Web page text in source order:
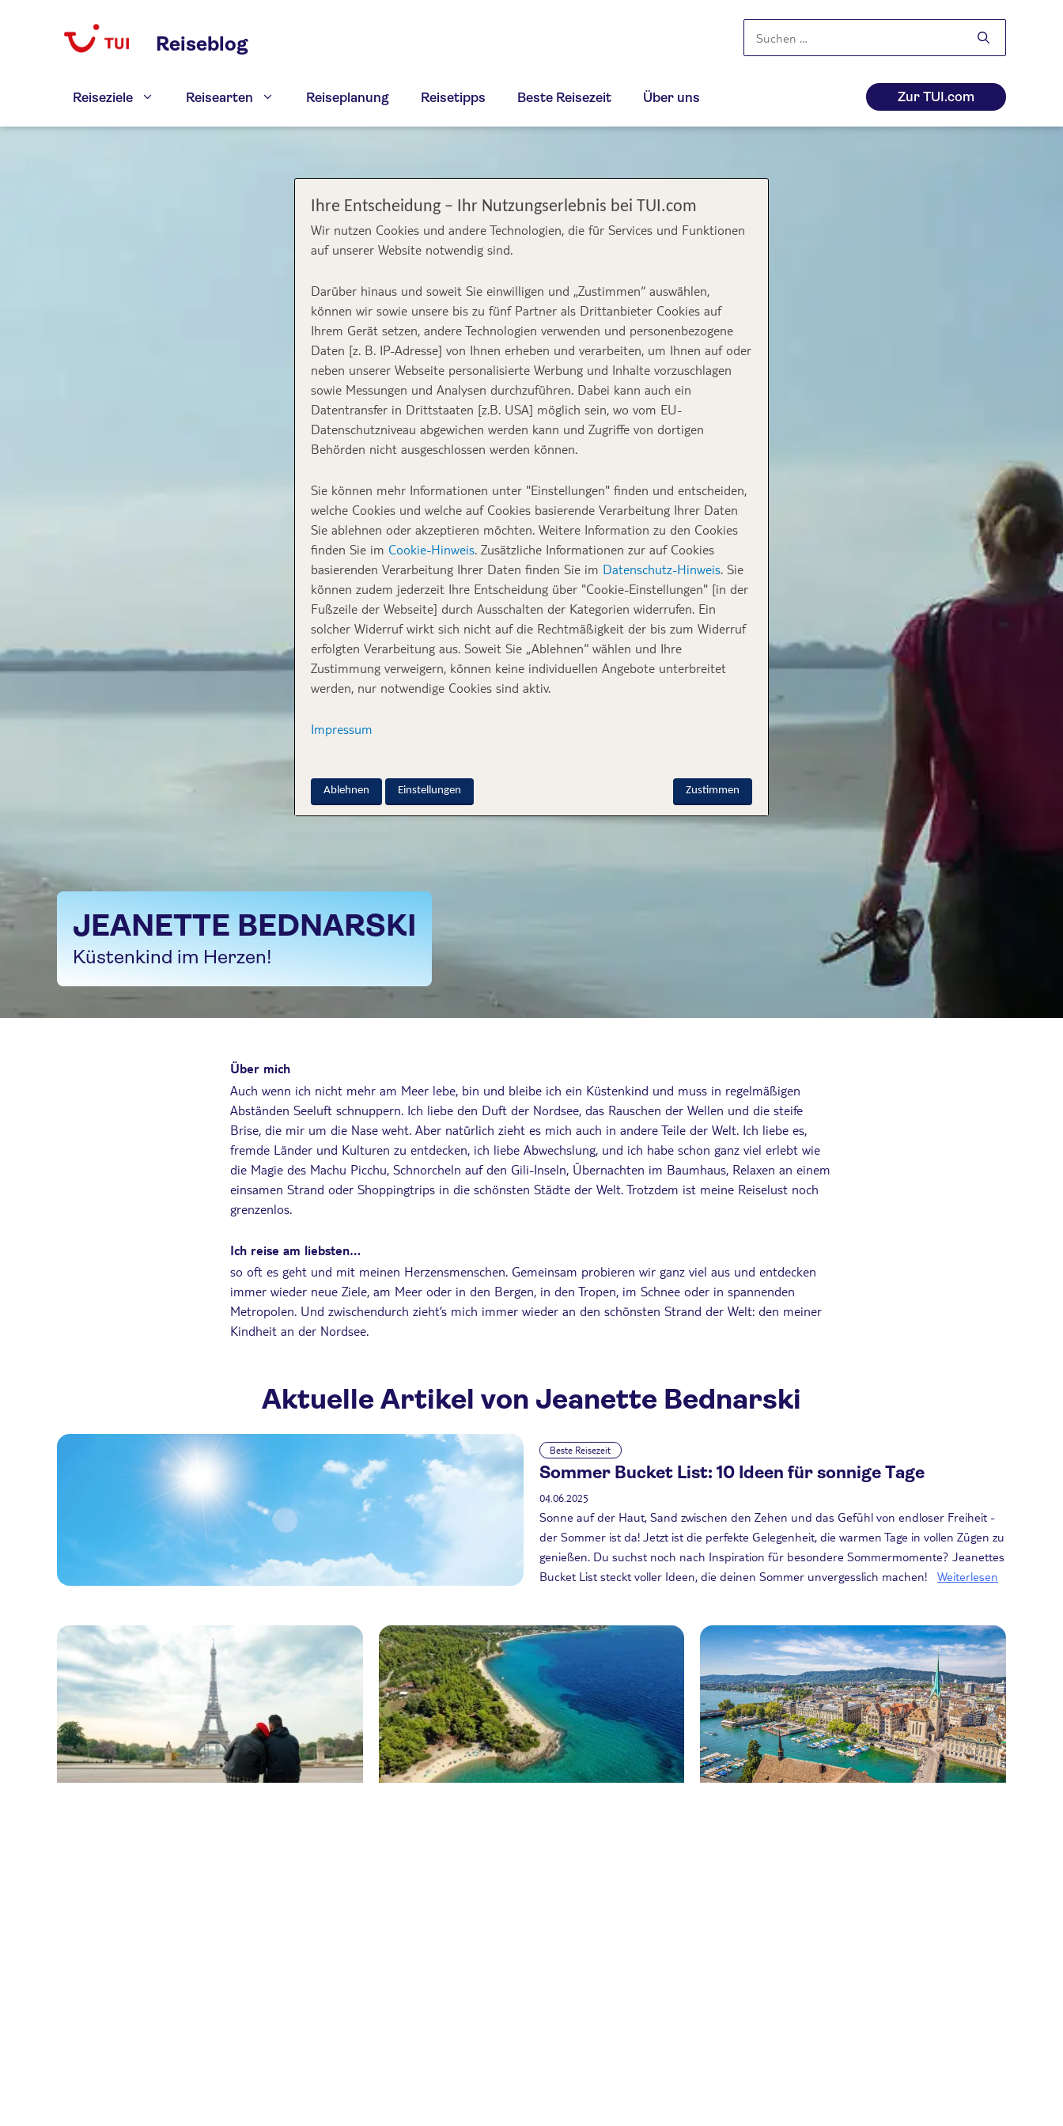
Reiseblog
nach:
Reiseziele Reisearten Reiseplanung Reisetipps Beste Reisezeit Über uns Zur TUI.com
JEANETTE BEDNARSKI
Küstenkind im Herzen!
Über mich
Auch wenn ich nicht mehr am Meer lebe, bin und bleibe ich ein Küstenkind und muss in regelmäßigen
Abständen Seeluft schnuppern. Ich liebe den Duft der Nordsee, das Rauschen der Wellen und die steife
Brise, die mir um die Nase weht. Aber natürlich zieht es mich auch in andere Teile der Welt. Ich liebe es,
fremde Länder und Kulturen zu entdecken, ich liebe Abwechslung, und ich habe schon ganz viel erlebt wie
die Magie des Machu Picchu, Schnorcheln auf den Gili-Inseln, Übernachten im Baumhaus, Relaxen an einem
einsamen Strand oder Shoppingtrips in die schönsten Städte der Welt. Trotzdem ist meine Reiselust noch
grenzenlos.
Ich reise am liebsten…
so oft es geht und mit meinen Herzensmenschen. Gemeinsam probieren wir ganz viel aus und entdecken
immer wieder neue Ziele, am Meer oder in den Bergen, in den Tropen, im Schnee oder in spannenden
Metropolen. Und zwischendurch zieht’s mich immer wieder an den schönsten Strand der Welt: den meiner
Kindheit an der Nordsee.
Aktuelle Artikel von Jeanette Bednarski
Beste Reisezeit
Sommer Bucket List: 10 Ideen für sonnige Tage
04.06.2025
Sonne auf der Haut, Sand zwischen den Zehen und das Gefühl von endloser Freiheit -
der Sommer ist da! Jetzt ist die perfekte Gelegenheit, die warmen Tage in vollen Zügen zu
genießen. Du suchst noch nach Inspiration für besondere Sommermomente? Jeanettes
Bucket List steckt voller Ideen, die deinen Sommer unvergesslich machen!
Weiterlesen
Ihre Entscheidung – Ihr Nutzungserlebnis bei TUI.com
Wir nutzen Cookies und andere Technologien, die für Services und Funktionen
auf unserer Website notwendig sind.
Darüber hinaus und soweit Sie einwilligen und „Zustimmen“ auswählen,
können wir sowie unsere bis zu fünf Partner als Drittanbieter Cookies auf
Ihrem Gerät setzen, andere Technologien verwenden und personenbezogene
Daten [z. B. IP-Adresse] von Ihnen erheben und verarbeiten, um Ihnen auf oder
neben unserer Webseite personalisierte Werbung und Inhalte vorzuschlagen
sowie Messungen und Analysen durchzuführen. Dabei kann auch ein
Datentransfer in Drittstaaten [z.B. USA] möglich sein, wo vom EU-
Datenschutzniveau abgewichen werden kann und Zugriffe von dortigen
Behörden nicht ausgeschlossen werden können.
Sie können mehr Informationen unter "Einstellungen" finden und entscheiden,
welche Cookies und welche auf Cookies basierende Verarbeitung Ihrer Daten
Sie ablehnen oder akzeptieren möchten. Weitere Information zu den Cookies
finden Sie im Cookie-Hinweis. Zusätzliche Informationen zur auf Cookies
basierenden Verarbeitung Ihrer Daten finden Sie im Datenschutz-Hinweis. Sie
können zudem jederzeit Ihre Entscheidung über "Cookie-Einstellungen" [in der
Fußzeile der Webseite] durch Ausschalten der Kategorien widerrufen. Ein
solcher Widerruf wirkt sich nicht auf die Rechtmäßigkeit der bis zum Widerruf
erfolgten Verarbeitung aus. Soweit Sie „Ablehnen“ wählen und Ihre
Zustimmung verweigern, können keine individuellen Angebote unterbreitet
werden, nur notwendige Cookies sind aktiv.
Impressum
Zustimmen
Ablehnen Einstellungen